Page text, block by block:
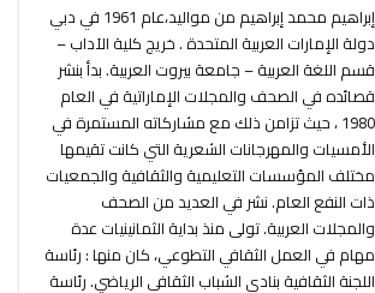
إبراهيم محمد إبراهيم من مواليد،عام 1961 في دبي
دولة الإمارات العربية المتحدة . خريج كلية الآداب –
قسم اللغة العربية – جامعة بيروت العربية. بدأ بنشر
قصائده في الصحف والمجلات الإماراتية في العام
1980 ، حيث تزامن ذلك مع مشاركاته المستمرة في
الأمسيات والمهرجانات الشعرية التي كانت تقيمها
مختلف المؤسسات التعليمية والثقافية والجمعيات
ذات النفع العام. نشر في العديد من الصحف
والمجلات العربية. تولى منذ بداية الثمانينيات عدة
مهام في العمل الثقافي التطوعي، كان منها : رئاسة
اللجنة الثقافية بنادي الشباب الثقافي الرياضي. رئاسة